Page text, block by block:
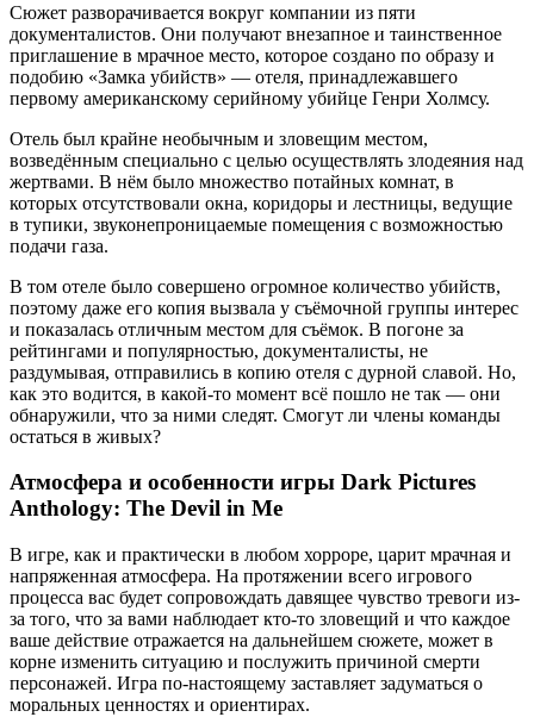
Сюжет разворачивается вокруг компании из пяти
документалистов. Они получают внезапное и таинственное
приглашение в мрачное место, которое создано по образу и
подобию «Замка убийств» — отеля, принадлежавшего
первому американскому серийному убийце Генри Холмсу.
Отель был крайне необычным и зловещим местом,
возведённым специально с целью осуществлять злодеяния над
жертвами. В нём было множество потайных комнат, в
которых отсутствовали окна, коридоры и лестницы, ведущие
в тупики, звуконепроницаемые помещения с возможностью
подачи газа.
В том отеле было совершено огромное количество убийств,
поэтому даже его копия вызвала у съёмочной группы интерес
и показалась отличным местом для съёмок. В погоне за
рейтингами и популярностью, документалисты, не
раздумывая, отправились в копию отеля с дурной славой. Но,
как это водится, в какой-то момент всё пошло не так — они
обнаружили, что за ними следят. Смогут ли члены команды
остаться в живых?
Атмосфера и особенности игры Dark Pictures
Anthology: The Devil in Me
В игре, как и практически в любом хорроре, царит мрачная и
напряженная атмосфера. На протяжении всего игрового
процесса вас будет сопровождать давящее чувство тревоги из-
за того, что за вами наблюдает кто-то зловещий и что каждое
ваше действие отражается на дальнейшем сюжете, может в
корне изменить ситуацию и послужить причиной смерти
персонажей. Игра по-настоящему заставляет задуматься о
моральных ценностях и ориентирах.